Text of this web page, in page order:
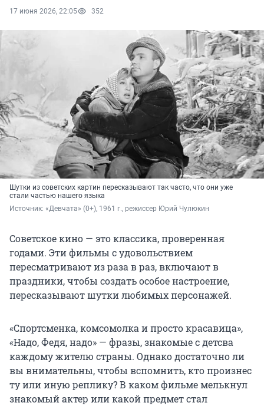
17 июня 2026, 22:05 352
Шутки из советских картин пересказывают так часто, что они уже
стали частью нашего языка
Источник: «Девчата» (0+), 1961 г., режиссер Юрий Чулюкин
Советское кино — это классика, проверенная
годами. Эти фильмы с удовольствием
пересматривают из раза в раз, включают в
праздники, чтобы создать особое настроение,
пересказывают шутки любимых персонажей.
«Спортсменка, комсомолка и просто красавица»,
«Надо, Федя, надо» — фразы, знакомые с детсва
каждому жителю страны. Однако достаточно ли
вы внимательны, чтобы вспомнить, кто произнес
ту или иную реплику? В каком фильме мелькнул
знакомый актер или какой предмет стал